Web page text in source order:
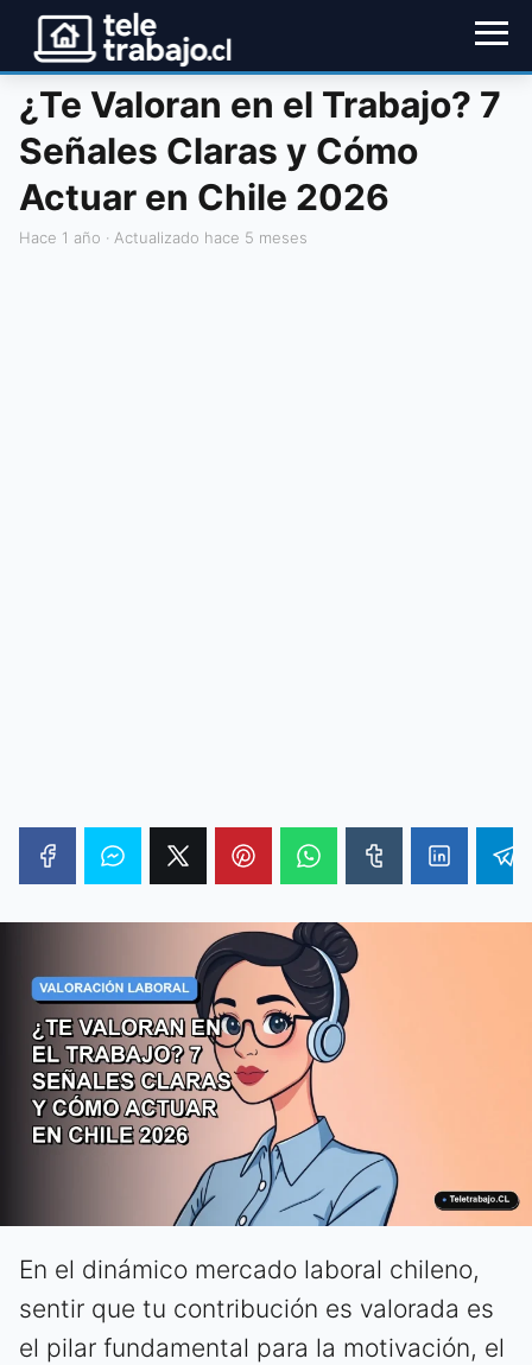
¿Te Valoran en el Trabajo? 7
Señales Claras y Cómo
Actuar en Chile 2026
hace 1 año · Actualizado hace 5 meses
En el dinámico mercado laboral chileno,
sentir que tu contribución es valorada es
el pilar fundamental para la motivación, el